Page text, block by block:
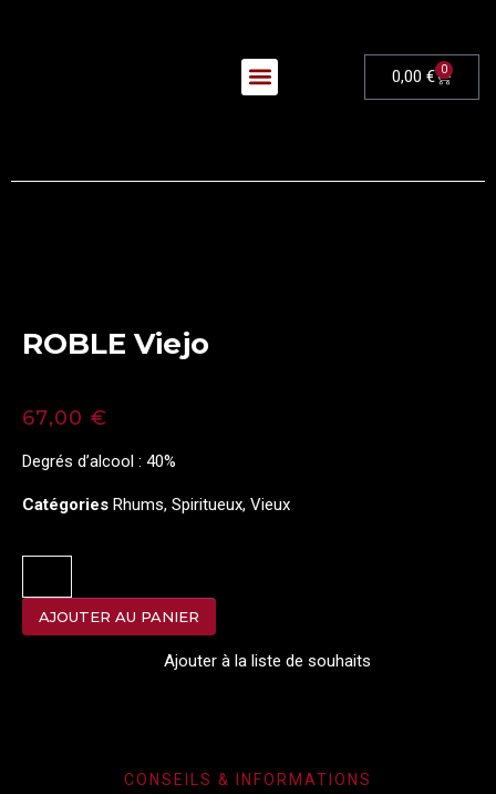
0,00 € 0
ROBLE Viejo
67,00€
Degrés d’alcool : 40%
Catégories Rhums, Spiritueux, Vieux
AJOUTER AU PANIER
Ajouter à la liste de souhaits
CONSEILS & INFORMATIONS